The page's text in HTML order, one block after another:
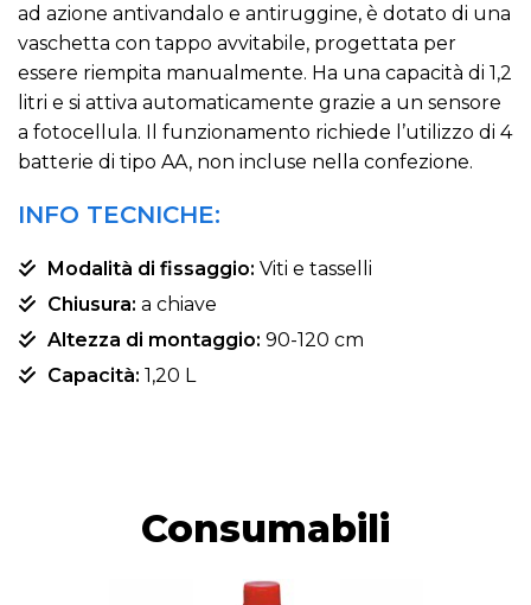
ad azione antivandalo e antiruggine, è dotato di una
vaschetta con tappo avvitabile, progettata per
essere riempita manualmente. Ha una capacità di 1,2
litri e si attiva automaticamente grazie a un sensore
a fotocellula. Il funzionamento richiede l’utilizzo di 4
batterie di tipo AA, non incluse nella confezione.
INFO TECNICHE:
Modalità di fissaggio: Viti e tasselli
Chiusura: a chiave
Altezza di montaggio: 90-120 cm
Capacità: 1,20 L
Consumabili